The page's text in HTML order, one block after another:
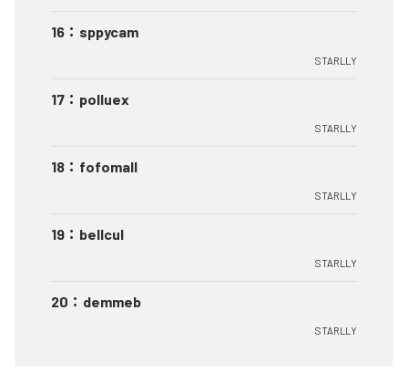
16 ： sppycam
STARLLY
17 ： polluex
STARLLY
18 ： fofomall
STARLLY
19 ： bellcul
STARLLY
20 ： demmeb
STARLLY